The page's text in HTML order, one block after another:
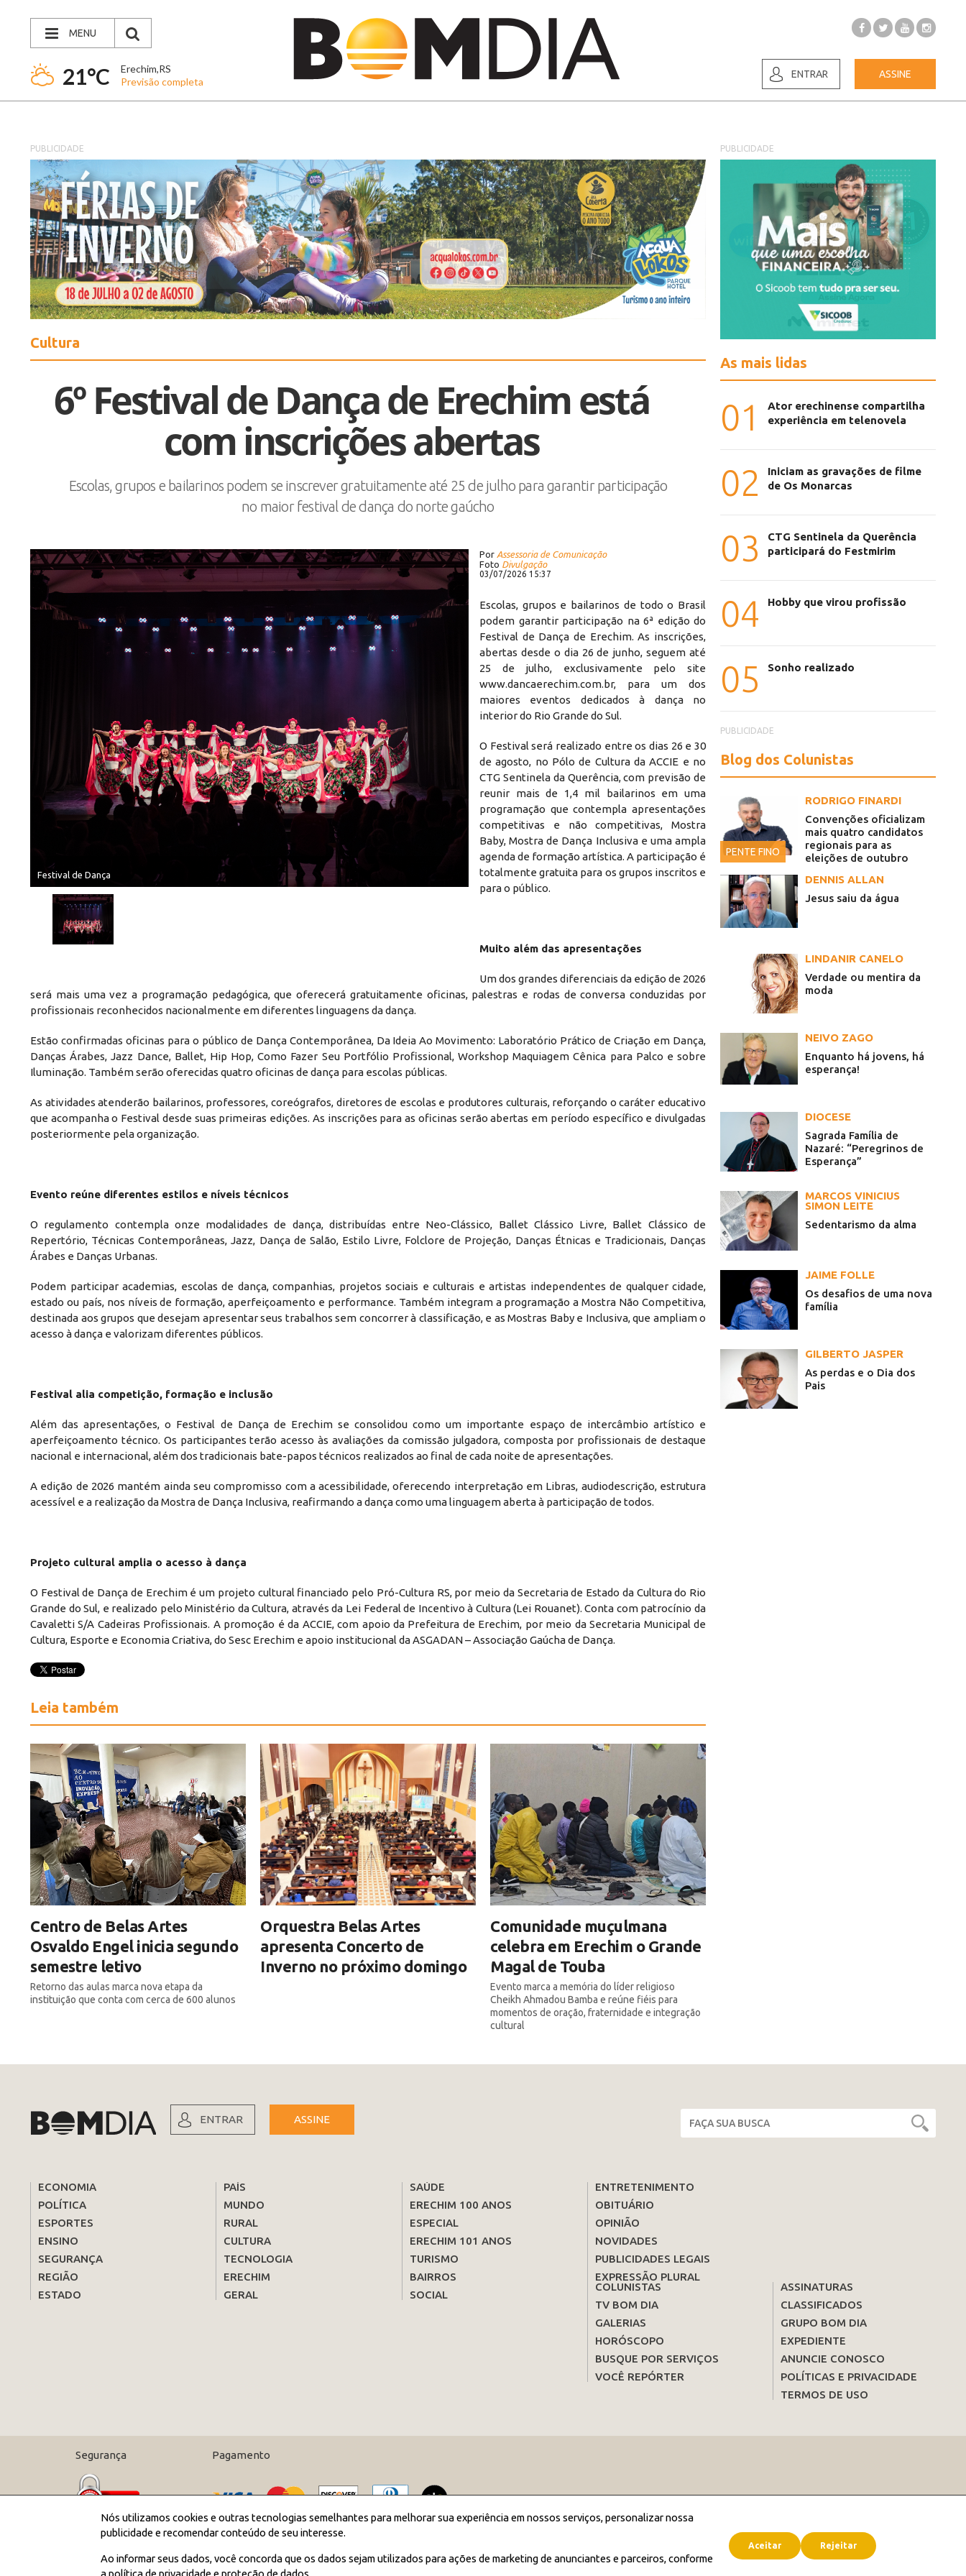
MENU
21°C
Erechim,RS
Previsão completa
ENTRAR ASSINE
PUBLICIDADE
Cultura
6º Festival de Dança de Erechim está
com inscrições abertas
Escolas, grupos e bailarinos podem se inscrever gratuitamente até 25 de julho para garantir participação
no maior festival de dança do norte gaúcho
Festival de Dança
Por Assessoria de Comunicação
Foto Divulgação
03/07/2026 15:37
Escolas, grupos e bailarinos de todo o Brasil
podem garantir participação na 6ª edição do
Festival de Dança de Erechim. As inscrições,
abertas desde o dia 26 de junho, seguem até
25 de julho, exclusivamente pelo site
www.dancaerechim.com.br, para um dos
maiores eventos dedicados à dança no
interior do Rio Grande do Sul.
O Festival será realizado entre os dias 26 e 30
de agosto, no Pólo de Cultura da ACCIE e no
CTG Sentinela da Querência, com previsão de
reunir mais de 1,4 mil bailarinos em uma
programação que contempla apresentações
competitivas e não competitivas, Mostra
Baby, Mostra de Dança Inclusiva e uma ampla
agenda de formação artística. A participação é
totalmente gratuita para os grupos inscritos e
para o público.
Muito além das apresentações
Um dos grandes diferenciais da edição de 2026
será mais uma vez a programação pedagógica, que oferecerá gratuitamente oficinas, palestras e rodas de conversa conduzidas por
profissionais reconhecidos nacionalmente em diferentes linguagens da dança.
Estão confirmadas oficinas para o público de Dança Contemporânea, Da Ideia Ao Movimento: Laboratório Prático de Criação em Dança,
Danças Árabes, Jazz Dance, Ballet, Hip Hop, Como Fazer Seu Portfólio Profissional, Workshop Maquiagem Cênica para Palco e sobre
Iluminação. Também serão oferecidas quatro oficinas de dança para escolas públicas.
As atividades atenderão bailarinos, professores, coreógrafos, diretores de escolas e produtores culturais, reforçando o caráter educativo
que acompanha o Festival desde suas primeiras edições. As inscrições para as oficinas serão abertas em período específico e divulgadas
posteriormente pela organização.
Evento reúne diferentes estilos e níveis técnicos
O regulamento contempla onze modalidades de dança, distribuídas entre Neo-Clássico, Ballet Clássico Livre, Ballet Clássico de
Repertório, Técnicas Contemporâneas, Jazz, Dança de Salão, Estilo Livre, Folclore de Projeção, Danças Étnicas e Tradicionais, Danças
Árabes e Danças Urbanas.
Podem participar academias, escolas de dança, companhias, projetos sociais e culturais e artistas independentes de qualquer cidade,
estado ou país, nos níveis de formação, aperfeiçoamento e performance. Também integram a programação a Mostra Não Competitiva,
destinada aos grupos que desejam apresentar seus trabalhos sem concorrer à classificação, e as Mostras Baby e Inclusiva, que ampliam o
acesso à dança e valorizam diferentes públicos.
Festival alia competição, formação e inclusão
Além das apresentações, o Festival de Dança de Erechim se consolidou como um importante espaço de intercâmbio artístico e
aperfeiçoamento técnico. Os participantes terão acesso às avaliações da comissão julgadora, composta por profissionais de destaque
nacional e internacional, além dos tradicionais bate-papos técnicos realizados ao final de cada noite de apresentações.
A edição de 2026 mantém ainda seu compromisso com a acessibilidade, oferecendo interpretação em Libras, audiodescrição, estrutura
acessível e a realização da Mostra de Dança Inclusiva, reafirmando a dança como uma linguagem aberta à participação de todos.
Projeto cultural amplia o acesso à dança
O Festival de Dança de Erechim é um projeto cultural financiado pelo Pró-Cultura RS, por meio da Secretaria de Estado da Cultura do Rio
Grande do Sul, e realizado pelo Ministério da Cultura, através da Lei Federal de Incentivo à Cultura (Lei Rouanet). Conta com patrocínio da
Cavaletti S/A Cadeiras Profissionais. A promoção é da ACCIE, com apoio da Prefeitura de Erechim, por meio da Secretaria Municipal de
Cultura, Esporte e Economia Criativa, do Sesc Erechim e apoio institucional da ASGADAN – Associação Gaúcha de Dança.
Leia também
Centro de Belas Artes
Osvaldo Engel inicia segundo
semestre letivo
Retorno das aulas marca nova etapa da
instituição que conta com cerca de 600 alunos
Orquestra Belas Artes
apresenta Concerto de
Inverno no próximo domingo
Comunidade muçulmana
celebra em Erechim o Grande
Magal de Touba
Evento marca a memória do líder religioso
Cheikh Ahmadou Bamba e reúne fiéis para
momentos de oração, fraternidade e integração
cultural
PUBLICIDADE
As mais lidas
01
Ator erechinense compartilha
experiência em telenovela
02
Iniciam as gravações de filme
de Os Monarcas
03
CTG Sentinela da Querência
participará do Festmirim
04 Hobby que virou profissão
05 Sonho realizado
PUBLICIDADE
Blog dos Colunistas
PENTE FINO
RODRIGO FINARDI
Convenções oficializam
mais quatro candidatos
regionais para as
eleições de outubro
DENNIS ALLAN
Jesus saiu da água
LINDANIR CANELO
Verdade ou mentira da
moda
NEIVO ZAGO
Enquanto há jovens, há
esperança!
DIOCESE
Sagrada Família de
Nazaré: “Peregrinos de
Esperança”
MARCOS VINICIUS
SIMON LEITE
Sedentarismo da alma
JAIME FOLLE
Os desafios de uma nova
família
GILBERTO JASPER
As perdas e o Dia dos
Pais
ENTRAR ASSINE
ECONOMIA
POLÍTICA
ESPORTES
ENSINO
SEGURANÇA
REGIÃO
ESTADO
PAÍS
MUNDO
RURAL
CULTURA
TECNOLOGIA
ERECHIM
GERAL
SAÚDE
ERECHIM 100 ANOS
ESPECIAL
ERECHIM 101 ANOS
TURISMO
BAIRROS
SOCIAL
ENTRETENIMENTO
OBITUÁRIO
OPINIÃO
NOVIDADES
PUBLICIDADES LEGAIS
EXPRESSÃO PLURAL
COLUNISTAS
TV BOM DIA
GALERIAS
HORÓSCOPO
BUSQUE POR SERVIÇOS
VOCÊ REPÓRTER
ASSINATURAS
CLASSIFICADOS
GRUPO BOM DIA
EXPEDIENTE
ANUNCIE CONOSCO
POLÍTICAS E PRIVACIDADE
TERMOS DE USO
Segurança Pagamento
2026 JORNAL BOM DIA - Todos os direitos reservados
Nós utilizamos cookies e outras tecnologias semelhantes para melhorar sua experiência em nossos serviços, personalizar nossa
publicidade e recomendar conteúdo de seu interesse.
Ao informar seus dados, você concorda que os dados sejam utilizados para ações de marketing de anunciantes e parceiros, conforme
a política de privacidade e proteção de dados.
Aceitar Rejeitar